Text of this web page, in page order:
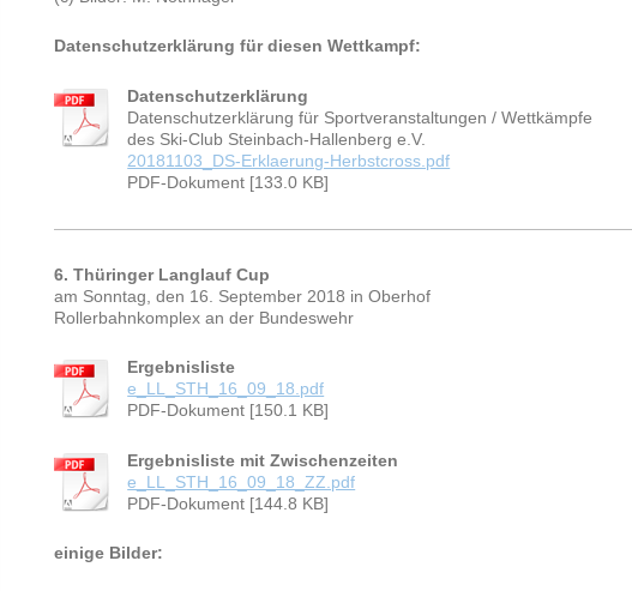
Datenschutzerklärung für diesen Wettkampf:
Datenschutzerklärung
Datenschutzerklärung für Sportveranstaltungen / Wettkämpfe
des Ski-Club Steinbach-Hallenberg e.V.
20181103_DS-Erklaerung-Herbstcross.pdf
PDF-Dokument [133.0 KB]
6. Thüringer Langlauf Cup
am Sonntag, den 16. September 2018 in Oberhof
Rollerbahnkomplex an der Bundeswehr
Ergebnisliste
e_LL_STH_16_09_18.pdf
PDF-Dokument [150.1 KB]
Ergebnisliste mit Zwischenzeiten
e_LL_STH_16_09_18_ZZ.pdf
PDF-Dokument [144.8 KB]
einige Bilder: